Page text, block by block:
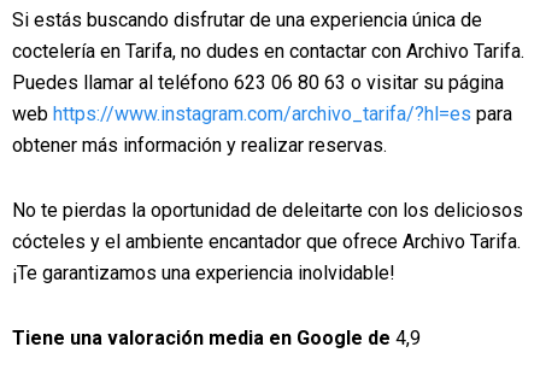
Si estás buscando disfrutar de una experiencia única de
coctelería en Tarifa, no dudes en contactar con Archivo Tarifa.
Puedes llamar al teléfono 623 06 80 63 o visitar su página
web https://www.instagram.com/archivo_tarifa/?hl=es para
obtener más información y realizar reservas.
No te pierdas la oportunidad de deleitarte con los deliciosos
cócteles y el ambiente encantador que ofrece Archivo Tarifa.
¡Te garantizamos una experiencia inolvidable!
Tiene una valoración media en Google de 4,9